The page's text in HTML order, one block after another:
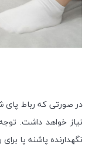
در صورتی که رباط پای
نیاز خواهد داشت.
نگهدارنده پاشنه پا